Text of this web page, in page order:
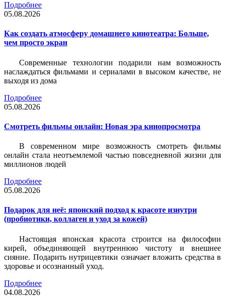
Подробнее
05.08.2026
Как создать атмосферу домашнего кинотеатра: Больше,
чем просто экран
Современные технологии подарили нам возможность
наслаждаться фильмами и сериалами в высоком качестве, не
выходя из дома
Подробнее
05.08.2026
Смотреть фильмы онлайн: Новая эра кинопросмотра
В современном мире возможность смотреть фильмы
онлайн стала неотъемлемой частью повседневной жизни для
миллионов людей
Подробнее
05.08.2026
Подарок для неё: японский подход к красоте изнутри
(пробиотики, коллаген и уход за кожей)
Настоящая японская красота строится на философии
кирей, объединяющей внутреннюю чистоту и внешнее
сияние. Подарить нутрицевтики означает вложить средства в
здоровье и осознанный уход.
Подробнее
04.08.2026